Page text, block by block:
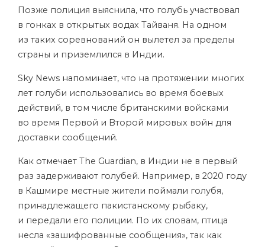
Позже полиция выяснила, что голубь участвовал
в гонках в открытых водах Тайваня. На одном
из таких соревнований он вылетел за пределы
страны и приземлился в Индии.
Sky News напоминает, что на протяжении многих
лет голуби использовались во время боевых
действий, в том числе британскими войсками
во время Первой и Второй мировых войн для
доставки сообщений.
Как отмечает The Guardian, в Индии не в первый
раз задерживают голубей. Например, в 2020 году
в Кашмире местные жители поймали голубя,
принадлежащего пакистанскому рыбаку,
и передали его полиции. По их словам, птица
несла «зашифрованные сообщения», так как